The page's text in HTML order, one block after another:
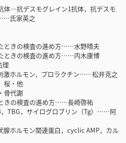
体―抗デスモグレイン1抗体，抗デスモ
氏家英之
ときの検査の進め方……水野晴夫
ときの検査の進め方……内木康博
理
激ホルモン，プロラクチン……松井克之
・他
骨代謝
きの検査の進め方……長崎啓祐
TBG，サイログロブリン（Tg）……阿
ホルモン関連蛋白，cyclic AMP，カル